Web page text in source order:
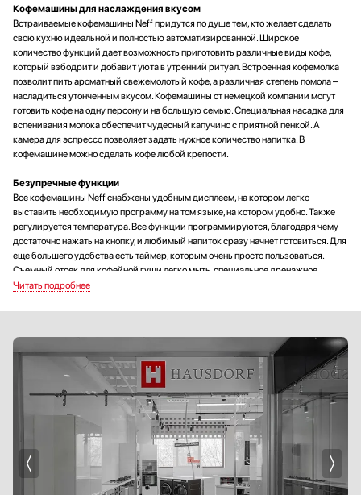
Кофемашины для наслаждения вкусом
Встраиваемые кофемашины Neff придутся по душе тем, кто желает сделать
свою кухню идеальной и полностью автоматизированной. Широкое
количество функций дает возможность приготовить различные виды кофе,
который взбодрит и добавит уюта в утренний ритуал. Встроенная кофемолка
позволит пить ароматный свежемолотый кофе, а различная степень помола –
насладиться утонченным вкусом. Кофемашины от немецкой компании могут
готовить кофе на одну персону и на большую семью. Специальная насадка для
вспенивания молока обеспечит чудесный капучино с приятной пенкой. А
камера для эспрессо позволяет задать нужное количество напитка. В
кофемашине можно сделать кофе любой крепости.
Безупречные функции
Все кофемашины Neff снабжены удобным дисплеем, на котором легко
выставить необходимую программу на том языке, на котором удобно. Также
регулируется температура. Все функции программируются, благодаря чему
достаточно нажать на кнопку, и любимый напиток сразу начнет готовиться. Для
еще большего удобства есть таймер, которым очень просто пользоваться.
Съемный отсек для кофейной гущи легко мыть, специальное дренажное
устройство для капель облегчает уход. Ополаскивание машины и удаление
молотого кофе и зерен позволяют варьировать напитки. Все материалы для
разных чашек.
В качестве дополнительных аксессуаров используются: мерная ложка и
специальный тестер для индикации жесткости воды.
Для дома и офиса
Кофемашины Neff отлично подходят для установки в офисах, где множество
людей пьют кофе. Рассчитанные на большое количество кофеманов машины
имеют большой резервуар для воды – 2,5 л. За малый срок можно приготовить
достаточное количество напитка. Красивый элегантный корпус из
нержавеющий стали отлично впишется в офисный интерьер. При этом можно
готовить кофе разных сортов, а кофемолка в комплекте позволяет готовить